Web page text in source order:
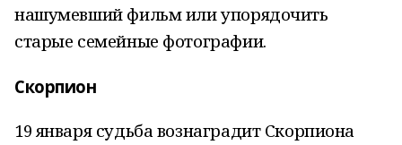
нашумевший фильм или упорядочить
старые семейные фотографии.
Скорпион
19 января судьба вознаградит Скорпиона